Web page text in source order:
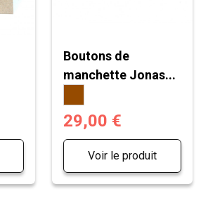
Boutons de
manchette Jonas...
29,00 €
Voir le produit